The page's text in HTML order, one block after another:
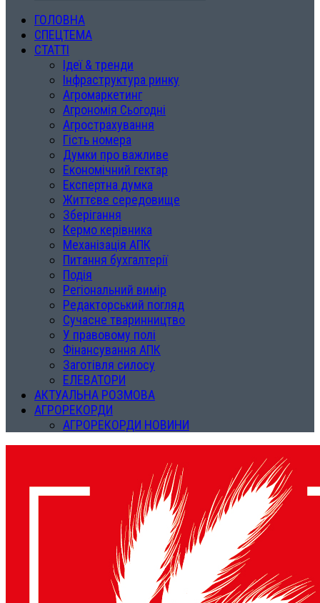
ГОЛОВНА
СПЕЦТЕМА
СТАТТІ
Ідеї & тренди
Інфраструктура ринку
Агромаркетинг
Агрономія Сьогодні
Агрострахування
Гість номера
Думки про важливе
Економічний гектар
Експертна думка
Життєве середовище
Зберігання
Кермо керівника
Механізація АПК
Питання бухгалтерії
Подія
Регіональний вимір
Редакторський погляд
Сучасне тваринництво
У правовому полі
Фінансування АПК
Заготівля силосу
ЕЛЕВАТОРИ
АКТУАЛЬНА РОЗМОВА
АГРОРЕКОРДИ
АГРОРЕКОРДИ НОВИНИ